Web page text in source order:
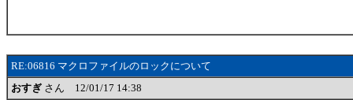
RE:06816 マクロファイルのロックについて
おすぎ さん 12/01/17 14:38